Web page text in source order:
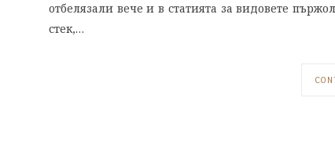
отбелязали вече и в статията за видовете
стек,…